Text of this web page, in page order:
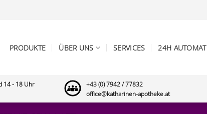
PRODUKTE ÜBER UNS SERVICES 24H AUTOMAT
14 - 18 Uhr
+43 (0) 7942 / 77832
office@katharinen-apotheke.at